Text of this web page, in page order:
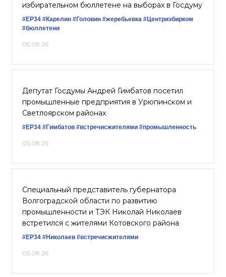
избирательном бюллетене на выборах в Госдуму
#ЕР34 #Карелин #Головин #жеребьевка #Центризбирком
#бюллетени
05.08.26
Депутат Госдумы Андрей Гимбатов посетил
промышленные предприятия в Урюпинском и
Светлоярском районах
#ЕР34 #Гимбатов #встречисжителями #промышленность
05.08.26
Специальный представитель губернатора
Волгоградской области по развитию
промышленности и ТЭК Николай Николаев
встретился с жителями Котовского района
#ЕР34 #Николаев #встречисжителями
05.08.26